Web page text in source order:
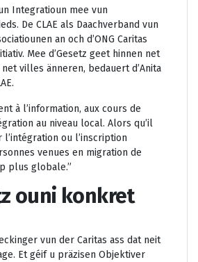
Integratioun mee vun
De CLAE als Daachverband vun
an och d’ONG Caritas
Mee d’Gesetz geet hinnen net
villes änneren, bedauert d’Anita
à l’information, aux cours de
au niveau local. Alors qu’il
ou l’inscription
venues en migration de
plus globale.”
ouni konkret
vun der Caritas ass dat neit
Et géif u präzisen Objektiver